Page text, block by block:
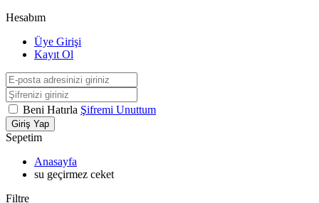
Hesabım
Üye Girişi
Kayıt Ol
Beni Hatırla Şifremi Unuttum
Giriş Yap
Sepetim
Anasayfa
su geçirmez ceket
Filtre